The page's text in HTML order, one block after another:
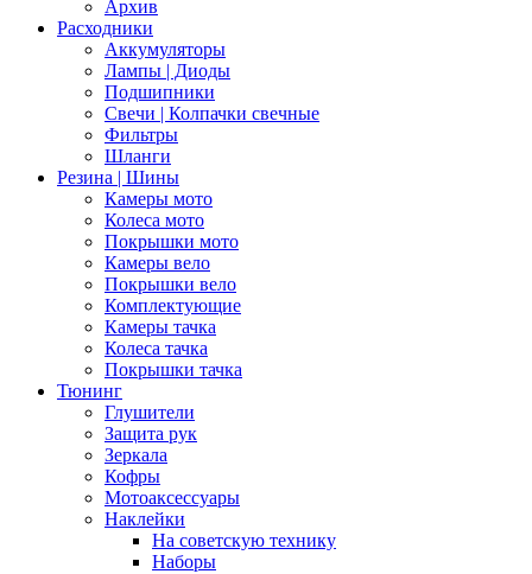
Архив
Расходники
Аккумуляторы
Лампы | Диоды
Подшипники
Свечи | Колпачки свечные
Фильтры
Шланги
Резина | Шины
Камеры мото
Колеса мото
Покрышки мото
Камеры вело
Покрышки вело
Комплектующие
Камеры тачка
Колеса тачка
Покрышки тачка
Тюнинг
Глушители
Защита рук
Зеркала
Кофры
Мотоаксессуары
Наклейки
На советскую технику
Наборы